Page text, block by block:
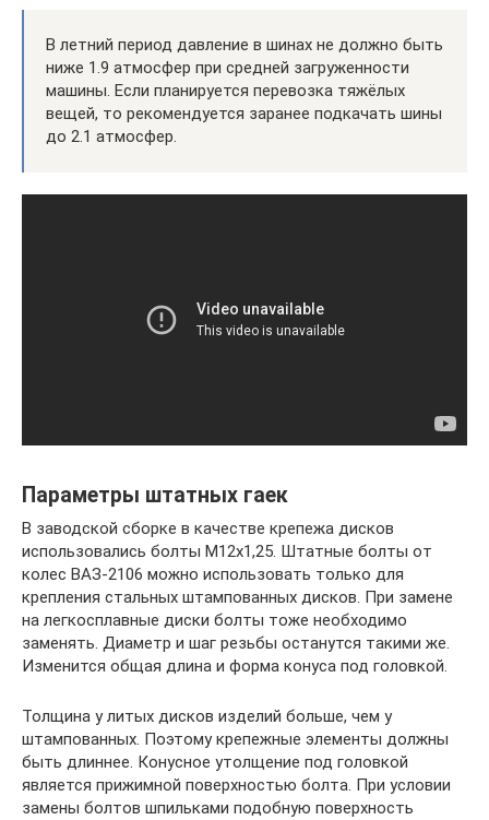
В летний период давление в шинах не должно быть
ниже 1.9 атмосфер при средней загруженности
машины. Если планируется перевозка тяжёлых
вещей, то рекомендуется заранее подкачать шины
до 2.1 атмосфер.
Параметры штатных гаек
В заводской сборке в качестве крепежа дисков
использовались болты М12х1,25. Штатные болты от
колес ВАЗ-2106 можно использовать только для
крепления стальных штампованных дисков. При замене
на легкосплавные диски болты тоже необходимо
заменять. Диаметр и шаг резьбы останутся такими же.
Изменится общая длина и форма конуса под головкой.
Толщина у литых дисков изделий больше, чем у
штампованных. Поэтому крепежные элементы должны
быть длиннее. Конусное утолщение под головкой
является прижимной поверхностью болта. При условии
замены болтов шпильками подобную поверхность